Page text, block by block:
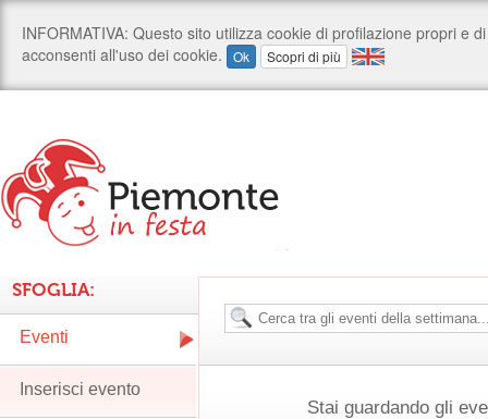
Stai guardando gli
SFOGLIA:
Eventi
Inserisci evento